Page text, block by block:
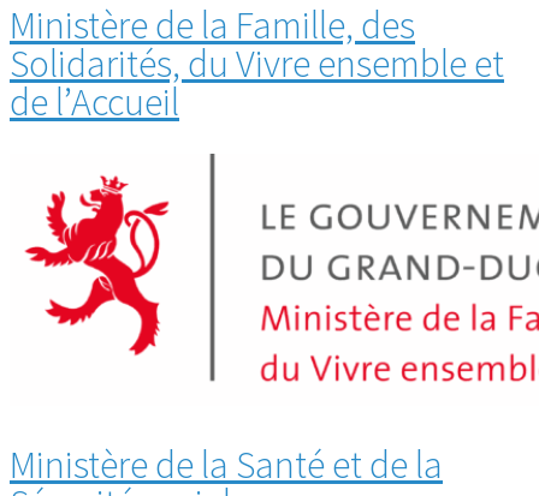
Ministère de la Famille, des
Solidarités, du Vivre ensemble et
de l’Accueil
Ministère de la Santé et de la